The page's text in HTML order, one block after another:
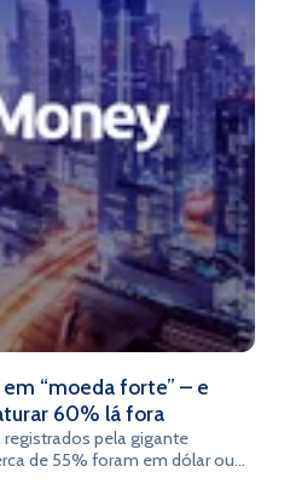
“moeda forte” – e
60% lá fora
registrados pela gigante
de 55% foram em dólar ou